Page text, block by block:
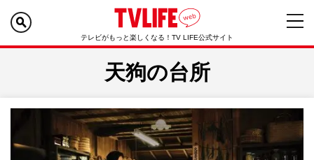
テレビがもっと楽しくなる！TV LIFE公式サイト
天狗の台所